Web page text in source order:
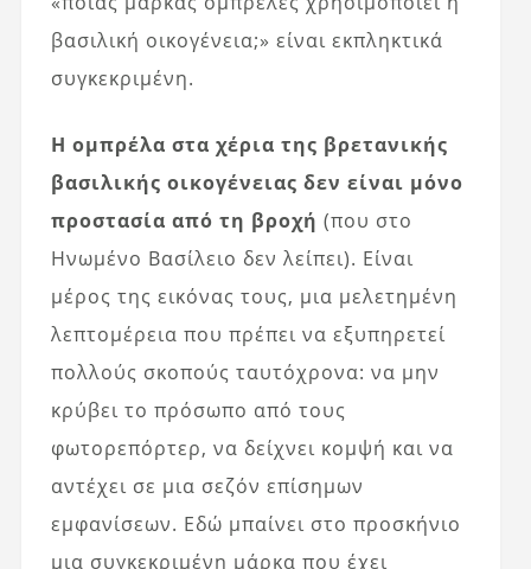
βασιλική οικογένεια;» είναι εκπληκτικά
συγκεκριμένη.
Η ομπρέλα στα χέρια της βρετανικής
βασιλικής οικογένειας δεν είναι μόνο
προστασία από τη βροχή (που στο
Ηνωμένο Βασίλειο δεν λείπει). Είναι
μέρος της εικόνας τους, μια μελετημένη
λεπτομέρεια που πρέπει να εξυπηρετεί
πολλούς σκοπούς ταυτόχρονα: να μην
κρύβει το πρόσωπο από τους
φωτορεπόρτερ, να δείχνει κομψή και να
αντέχει σε μια σεζόν επίσημων
εμφανίσεων. Εδώ μπαίνει στο προσκήνιο
μια συγκεκριμένη μάρκα που έχει